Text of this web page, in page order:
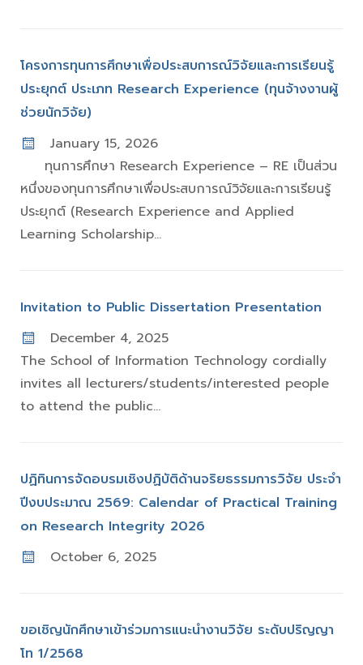
โครงการทุนการศึกษาเพื่อประสบการณ์วิจัยและการเรียนรู้
ประยุกต์ ประเภท Research Experience (ทุนจ้างงานผู้
ช่วยนักวิจัย)
January 15, 2026
ทุนการศึกษา Research Experience – RE เป็นส่วน
หนึ่งของทุนการศึกษาเพื่อประสบการณ์วิจัยและการเรียนรู้
ประยุกต์ (Research Experience and Applied
Learning Scholarship...
Invitation to Public Dissertation Presentation
December 4, 2025
The School of Information Technology cordially
invites all lecturers/students/interested people
to attend the public...
ปฏิทินการจัดอบรมเชิงปฏิบัติด้านจริยธรรมการวิจัย ประจำ
ปีงบประมาณ 2569: Calendar of Practical Training
on Research Integrity 2026
October 6, 2025
ขอเชิญนักศึกษาเข้าร่วมการแนะนำงานวิจัย ระดับปริญญา
โท 1/2568